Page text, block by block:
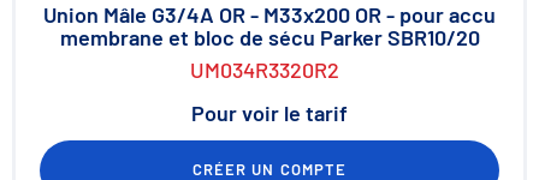
Union Mâle G3/4A OR - M33x200 OR - pour accu
membrane et bloc de sécu Parker SBR10/20
UM034R3320R2
Pour voir le tarif
CRÉER UN COMPTE